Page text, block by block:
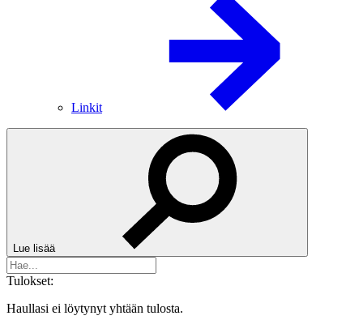
Linkit
Lue lisää
Tulokset:
Haullasi ei löytynyt yhtään tulosta.